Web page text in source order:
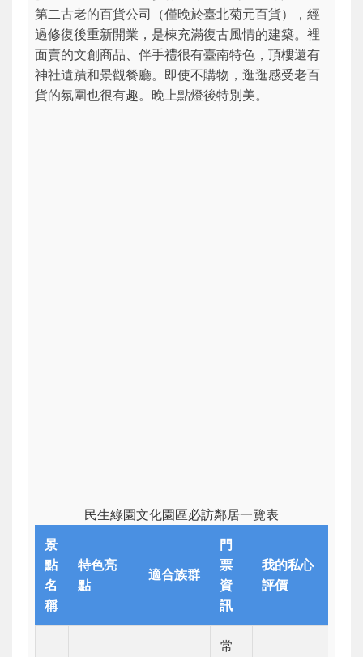
第二古老的百貨公司（僅晚於臺北菊元百貨），經
過修復後重新開業，是棟充滿復古風情的建築。裡
面賣的文創商品、伴手禮很有臺南特色，頂樓還有
神社遺蹟和景觀餐廳。即使不購物，逛逛感受老百
貨的氛圍也很有趣。晚上點燈後特別美。
民生綠園文化園區必訪鄰居一覽表
景
點
名
稱
特色亮
點
適合族群
門
票
資
訊
我的私心
評價
常